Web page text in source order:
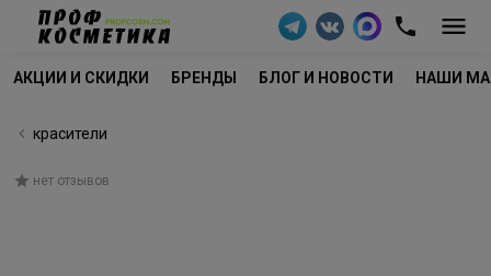
АКЦИИ И СКИДКИ БРЕНДЫ БЛОГ И НОВОСТИ НАШИ
красители
нет отзывов